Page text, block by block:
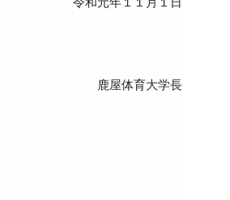
鹿屋体育大学長